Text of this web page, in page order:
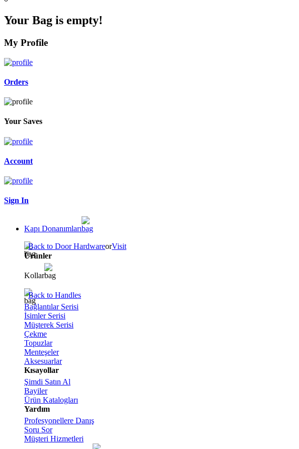
Your Bag is empty!
My Profile
Orders
Your Saves
Account
Sign In
Kapı Donanımları
Back to Door HardwareorVisit
Ürünler
Kollar
Back to Handles
Bağlantılar Serisi
İsimler Serisi
Müşterek Serisi
Çekme
Topuzlar
Menteşeler
Aksesuarlar
Kısayollar
Şimdi Satın Al
Bayiler
Ürün Katalogları
Yardım
Profesyonellere Danış
Soru Sor
Müşteri Hizmetleri